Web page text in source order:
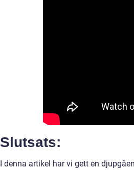
Slutsats:
I denna artikel har vi gett en